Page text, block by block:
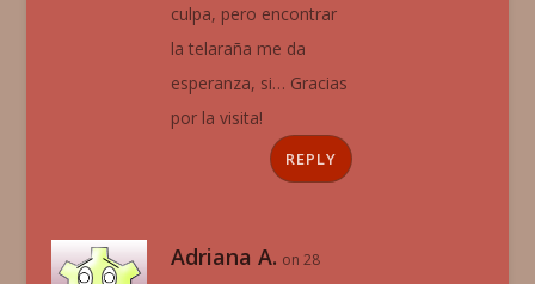
culpa, pero encontrar
la telaraña me da
esperanza, si… Gracias
por la visita!
REPLY
Adriana A. on 28